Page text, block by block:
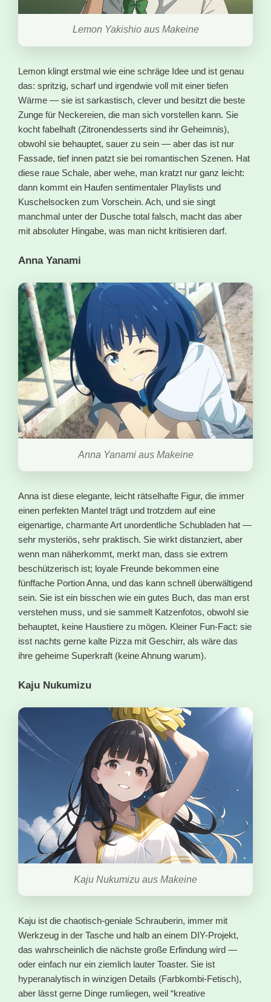
Lemon Yakishio aus Makeine
Lemon klingt erstmal wie eine schräge Idee und ist genau
das: spritzig, scharf und irgendwie voll mit einer tiefen
Wärme — sie ist sarkastisch, clever und besitzt die beste
Zunge für Neckereien, die man sich vorstellen kann. Sie
kocht fabelhaft (Zitronendesserts sind ihr Geheimnis),
obwohl sie behauptet, sauer zu sein — aber das ist nur
Fassade, tief innen patzt sie bei romantischen Szenen. Hat
diese raue Schale, aber wehe, man kratzt nur ganz leicht:
dann kommt ein Haufen sentimentaler Playlists und
Kuschelsocken zum Vorschein. Ach, und sie singt
manchmal unter der Dusche total falsch, macht das aber
mit absoluter Hingabe, was man nicht kritisieren darf.
Anna Yanami
Anna Yanami aus Makeine
Anna ist diese elegante, leicht rätselhafte Figur, die immer
einen perfekten Mantel trägt und trotzdem auf eine
eigenartige, charmante Art unordentliche Schubladen hat —
sehr mysteriös, sehr praktisch. Sie wirkt distanziert, aber
wenn man näherkommt, merkt man, dass sie extrem
beschützerisch ist; loyale Freunde bekommen eine
fünffache Portion Anna, und das kann schnell überwältigend
sein. Sie ist ein bisschen wie ein gutes Buch, das man erst
verstehen muss, und sie sammelt Katzenfotos, obwohl sie
behauptet, keine Haustiere zu mögen. Kleiner Fun-Fact: sie
isst nachts gerne kalte Pizza mit Geschirr, als wäre das
ihre geheime Superkraft (keine Ahnung warum).
Kaju Nukumizu
Kaju Nukumizu aus Makeine
Kaju ist die chaotisch-geniale Schrauberin, immer mit
Werkzeug in der Tasche und halb an einem DIY-Projekt,
das wahrscheinlich die nächste große Erfindung wird —
oder einfach nur ein ziemlich lauter Toaster. Sie ist
hyperanalytisch in winzigen Details (Farbkombi-Fetisch),
aber lässt gerne Dinge rumliegen, weil “kreative